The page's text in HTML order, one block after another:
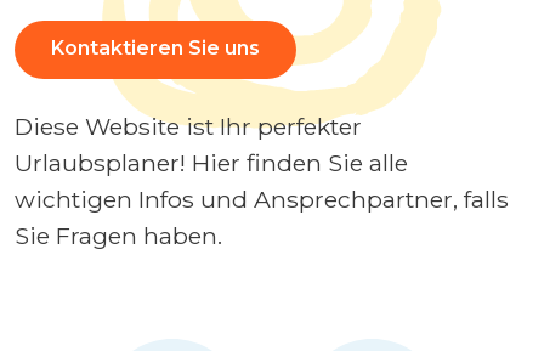
Kontaktieren Sie uns
Diese Website ist Ihr perfekter
Urlaubsplaner! Hier finden Sie alle
wichtigen Infos und Ansprechpartner, falls
Sie Fragen haben.